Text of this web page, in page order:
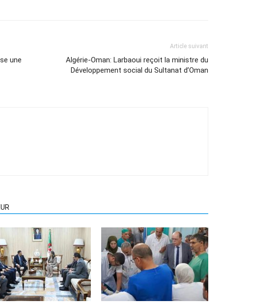
une
Article suivant
Algérie-Oman: Larbaoui reçoit la ministre du
Développement social du Sultanat d’Oman